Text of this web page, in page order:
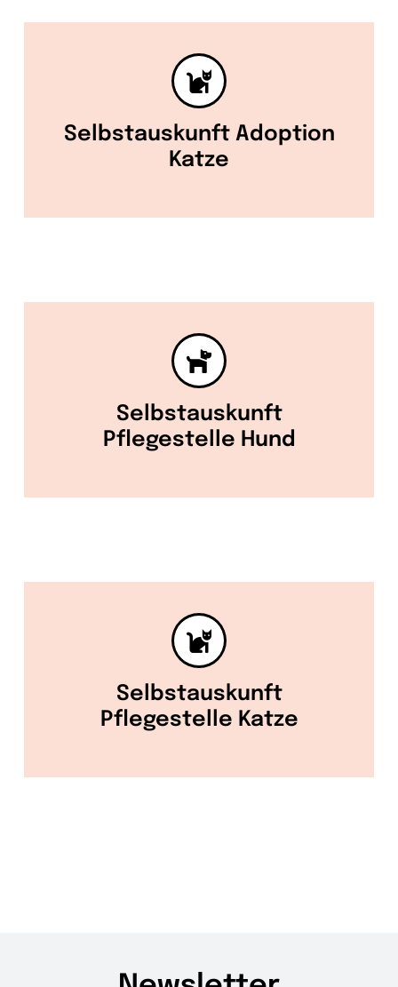
Selbstauskunft Adoption
Katze
Selbstauskunft
Pflegestelle Hund
Selbstauskunft
Pflegestelle Katze